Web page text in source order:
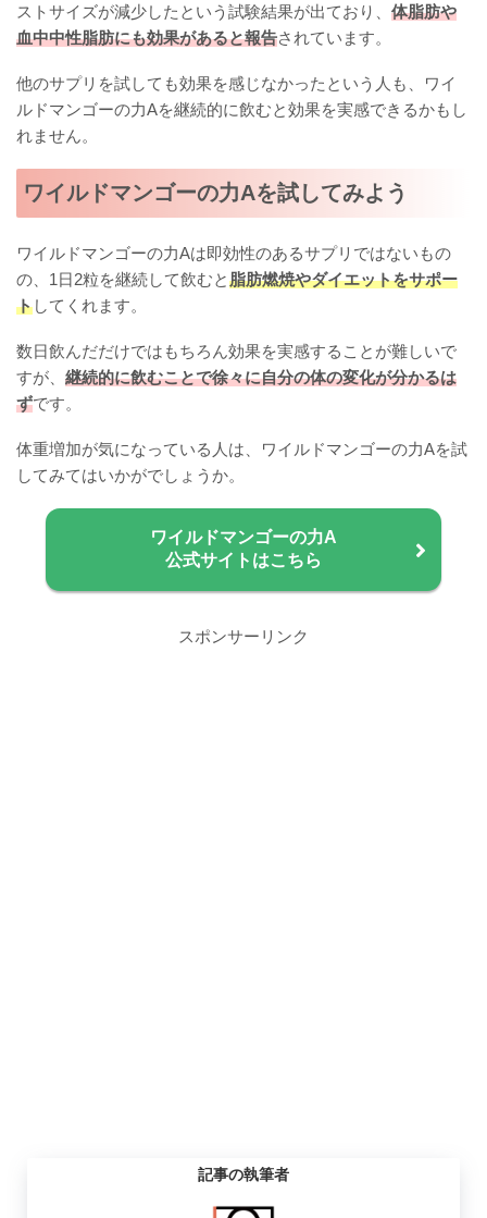
ストサイズが減少したという試験結果が出ており、 体脂肪や
血中中性脂肪にも効果があると報告されています。
他のサプリを試しても効果を感じなかったという人も、ワイ
ルドマンゴーの力Aを継続的に飲むと効果を実感できるかもし
れません。
ワイルドマンゴーの力Aを試してみよう
ワイルドマンゴーの力Aは即効性のあるサプリではないもの
の、1日2粒を継続して飲むと脂肪燃焼やダイエットをサポー
トしてくれます。
数日飲んだだけではもちろん効果を実感することが難しいで
すが、 継続的に飲むことで徐々に自分の体の変化が分かるは
ずです。
体重増加が気になっている人は、ワイルドマンゴーの力Aを試
してみてはいかがでしょうか。
ワイルドマンゴーの力A
公式サイトはこちら
スポンサーリンク
記事の執筆者